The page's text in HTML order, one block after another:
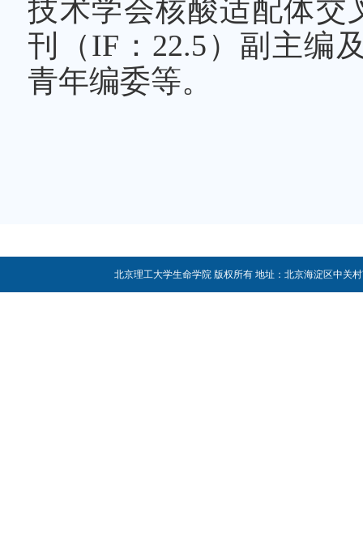
技术学会核酸适配体交
刊（IF：22.5）副主编
青年编委等。
北京理工大学生命学院 版权所有 地址：北京海淀区中关